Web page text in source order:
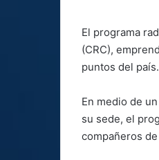
El programa
(CRC),
puntos del país.
En medio de
su sede, el
compañeros